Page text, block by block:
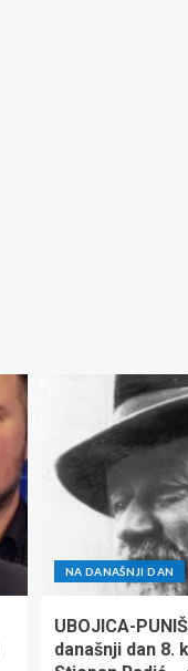
NA DANAŠNJI DAN
UBOJICA-
današnji dan 8.